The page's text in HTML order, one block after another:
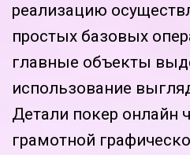
реализацию
простых базовых
главные объекты
использование
Детали покер онлайн
грамотной